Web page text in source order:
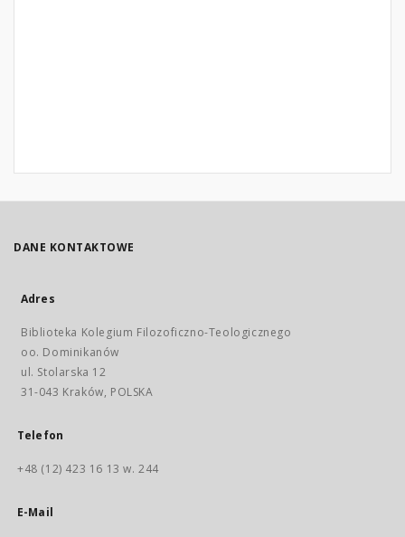
DANE KONTAKTOWE
Adres
Biblioteka Kolegium Filozoficzno-Teologicznego
oo. Dominikanów
ul. Stolarska 12
31-043 Kraków, POLSKA
Telefon
+48 (12) 423 16 13 w. 244
E-Mail